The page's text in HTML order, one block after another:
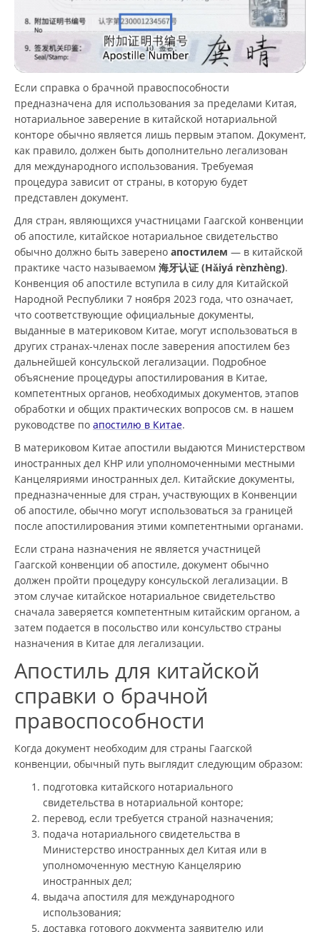
Если справка о брачной правоспособности
предназначена для использования за пределами Китая,
нотариальное заверение в китайской нотариальной
конторе обычно является лишь первым этапом. Документ,
как правило, должен быть дополнительно легализован
для международного использования. Требуемая
процедура зависит от страны, в которую будет
представлен документ.
Для стран, являющихся участницами Гаагской конвенции
об апостиле, китайское нотариальное свидетельство
обычно должно быть заверено апостилем — в китайской
практике часто называемом 海牙认证 (Hǎiyá rènzhèng).
Конвенция об апостиле вступила в силу для Китайской
Народной Республики 7 ноября 2023 года, что означает,
что соответствующие официальные документы,
выданные в материковом Китае, могут использоваться в
других странах-членах после заверения апостилем без
дальнейшей консульской легализации. Подробное
объяснение процедуры апостилирования в Китае,
компетентных органов, необходимых документов, этапов
обработки и общих практических вопросов см. в нашем
руководстве по апостилю в Китае.
В материковом Китае апостили выдаются Министерством
иностранных дел КНР или уполномоченными местными
Канцеляриями иностранных дел. Китайские документы,
предназначенные для стран, участвующих в Конвенции
об апостиле, обычно могут использоваться за границей
после апостилирования этими компетентными органами.
Если страна назначения не является участницей
Гаагской конвенции об апостиле, документ обычно
должен пройти процедуру консульской легализации. В
этом случае китайское нотариальное свидетельство
сначала заверяется компетентным китайским органом, а
затем подается в посольство или консульство страны
назначения в Китае для легализации.
Апостиль для китайской
справки о брачной
правоспособности
Когда документ необходим для страны Гаагской
конвенции, обычный путь выглядит следующим образом:
подготовка китайского нотариального
свидетельства в нотариальной конторе;
перевод, если требуется страной назначения;
подача нотариального свидетельства в
Министерство иностранных дел Китая или в
уполномоченную местную Канцелярию
иностранных дел;
выдача апостиля для международного
использования;
доставка готового документа заявителю или